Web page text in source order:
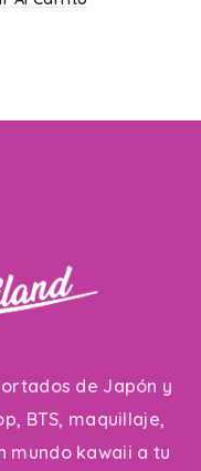
de Japón y
BTS, maquillaje,
mundo kawaii a tu